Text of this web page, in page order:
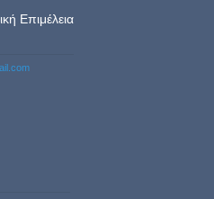
Επιμέλεια